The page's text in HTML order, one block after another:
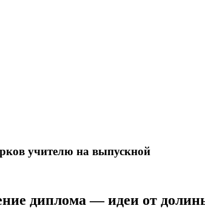
учителю на выпускной
диплома — идеи от